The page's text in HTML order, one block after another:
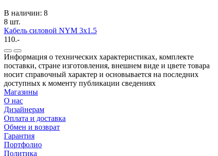
В наличии: 8
8 шт.
Кабель силовой NYM 3x1.5
110.-
Информация о технических характеристиках, комплекте
поставки, стране изготовления, внешнем виде и цвете товара
носит справочный характер и основывается на последних
доступных к моменту публикации сведениях
Магазины
О нас
Дизайнерам
Оплата и доставка
Обмен и возврат
Гарантия
Портфолио
Политика